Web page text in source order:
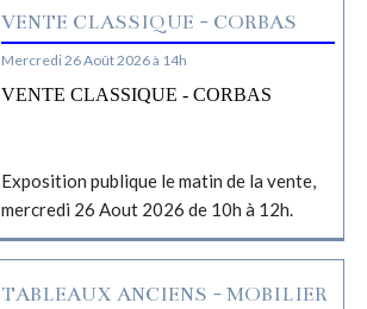
VENTE CLASSIQUE - CORBAS
Mercredi 26 Août 2026 à 14h
VENTE CLASSIQUE - CORBAS
Exposition publique le matin de la vente,
mercredi 26 Aout 2026 de 10h à 12h.
TABLEAUX ANCIENS - MOBILIER